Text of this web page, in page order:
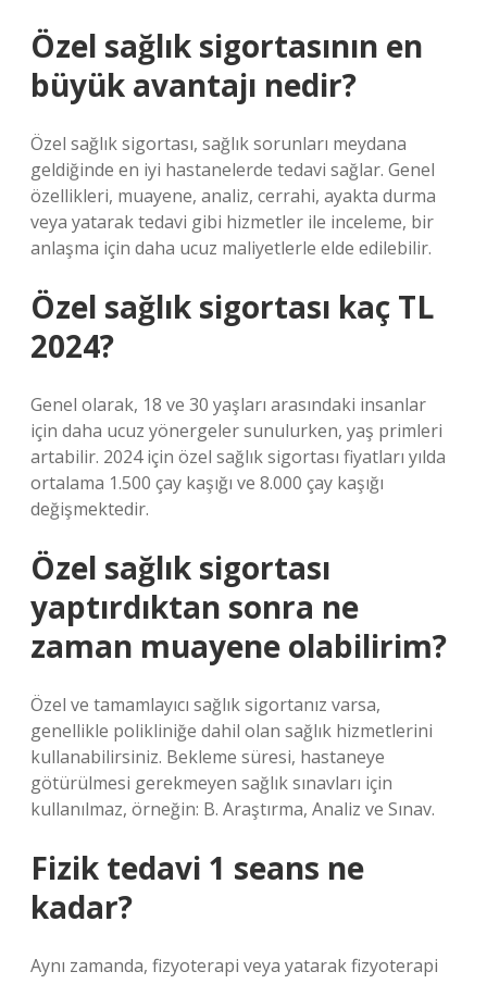
Özel sağlık sigortasının en
büyük avantajı nedir?
Özel sağlık sigortası, sağlık sorunları meydana
geldiğinde en iyi hastanelerde tedavi sağlar. Genel
özellikleri, muayene, analiz, cerrahi, ayakta durma
veya yatarak tedavi gibi hizmetler ile inceleme, bir
anlaşma için daha ucuz maliyetlerle elde edilebilir.
Özel sağlık sigortası kaç TL
2024?
Genel olarak, 18 ve 30 yaşları arasındaki insanlar
için daha ucuz yönergeler sunulurken, yaş primleri
artabilir. 2024 için özel sağlık sigortası fiyatları yılda
ortalama 1.500 çay kaşığı ve 8.000 çay kaşığı
değişmektedir.
Özel sağlık sigortası
yaptırdıktan sonra ne
zaman muayene olabilirim?
Özel ve tamamlayıcı sağlık sigortanız varsa,
genellikle polikliniğe dahil olan sağlık hizmetlerini
kullanabilirsiniz. Bekleme süresi, hastaneye
götürülmesi gerekmeyen sağlık sınavları için
kullanılmaz, örneğin: B. Araştırma, Analiz ve Sınav.
Fizik tedavi 1 seans ne
kadar?
Aynı zamanda, fizyoterapi veya yatarak fizyoterapi